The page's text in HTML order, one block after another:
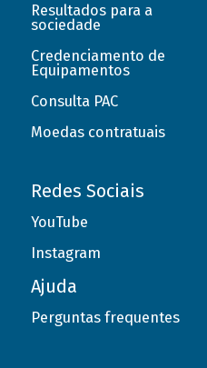
Resultados para a
sociedade
Credenciamento de
Equipamentos
Consulta PAC
Moedas contratuais
Redes Sociais
YouTube
Instagram
Ajuda
Perguntas frequentes